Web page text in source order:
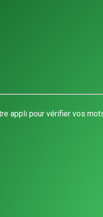
appli pour vérifier vos